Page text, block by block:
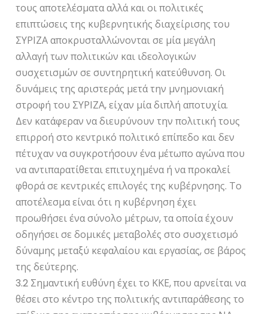
τους αποτελέσματα αλλά και οι πολιτικές
επιπτώσεις της κυβερνητικής διαχείρισης του
ΣΥΡΙΖΑ αποκρυσταλλώνονται σε μία μεγάλη
αλλαγή των πολιτικών και ιδεολογικών
συσχετισμών σε συντηρητική κατεύθυνση. Οι
δυνάμεις της αριστεράς μετά την μνημονιακή
στροφή του ΣΥΡΙΖΑ, είχαν μία διπλή αποτυχία.
Δεν κατάφεραν να διευρύνουν την πολιτική τους
επιρροή στο κεντρικό πολιτικό επίπεδο και δεν
πέτυχαν να συγκροτήσουν ένα μέτωπο αγώνα που
να αντιπαρατίθεται επιτυχημένα ή να προκαλεί
φθορά σε κεντρικές επιλογές της κυβέρνησης. Το
αποτέλεσμα είναι ότι η κυβέρνηση έχει
προωθήσει ένα σύνολο μέτρων, τα οποία έχουν
οδηγήσει σε δομικές μεταβολές στο συσχετισμό
δύναμης μεταξύ κεφαλαίου και εργασίας, σε βάρος
της δεύτερης.
3.2 Σημαντική ευθύνη έχει το ΚΚΕ, που αρνείται να
θέσει στο κέντρο της πολιτικής αντιπαράθεσης το